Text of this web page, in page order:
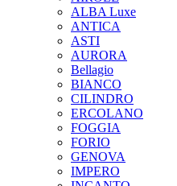
ALBA Luxe
ANTICA
ASTI
AURORA
Bellagio
BIANCO
CILINDRO
ERCOLANO
FOGGIA
FORIO
GENOVA
IMPERO